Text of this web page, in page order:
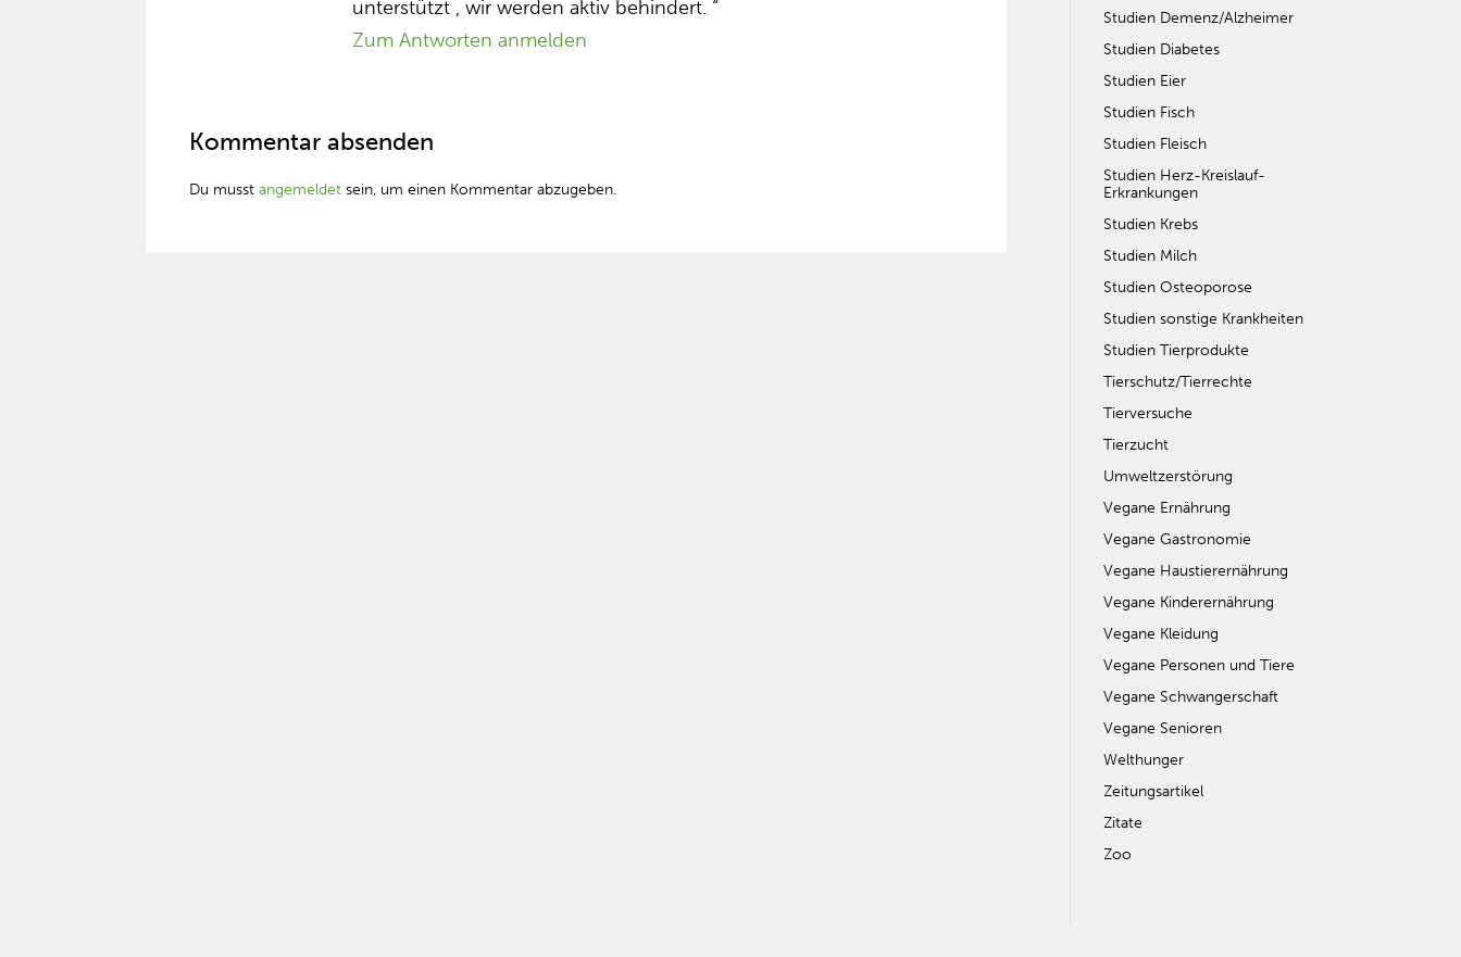
unterstützt , wir werden aktiv behindert. “
Zum Antworten anmelden
Kommentar absenden
Du musstangemeldet sein, um einen Kommentar abzugeben.
Studien Demenz/Alzheimer
Studien Diabetes
Studien Eier
Studien Fisch
Studien Fleisch
Studien Herz-Kreislauf-
Erkrankungen
Studien Krebs
Studien Milch
Studien Osteoporose
Studien sonstige Krankheiten
Studien Tierprodukte
Tierschutz/Tierrechte
Tierversuche
Tierzucht
Umweltzerstörung
Vegane Ernährung
Vegane Gastronomie
Vegane Haustierernährung
Vegane Kinderernährung
Vegane Kleidung
Vegane Personen und Tiere
Vegane Schwangerschaft
Vegane Senioren
Welthunger
Zeitungsartikel
Zitate
Zoo